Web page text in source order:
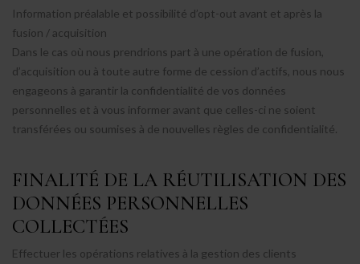
Information préalable et possibilité d’opt-out avant et après la
fusion / acquisition
Dans le cas où nous prendrions part à une opération de fusion,
d’acquisition ou à toute autre forme de cession d’actifs, nous nous
engageons à garantir la confidentialité de vos données
personnelles et à vous informer avant que celles-ci ne soient
transférées ou soumises à de nouvelles règles de confidentialité.
FINALITÉ DE LA RÉUTILISATION DES
DONNÉES PERSONNELLES
COLLECTÉES
Effectuer les opérations relatives à la gestion des clients